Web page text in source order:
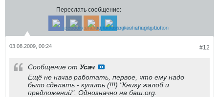
Переслать сообщение:
#12
03.08.2009, 00:24
Сообщение от Усач
Ещё не начав работать, первое, что ему надо
было сделать - купить (!!!) "Книгу жалоб и
предложений". Однозначно на баш.org.